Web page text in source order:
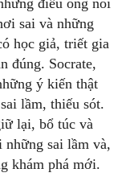
điều ông nói
sai và những
học giả, triết gia
đúng. Socrate,
ý kiến thật
lầm, thiếu sót.
lại, bổ túc và
những sai lầm và,
khám phá mới.